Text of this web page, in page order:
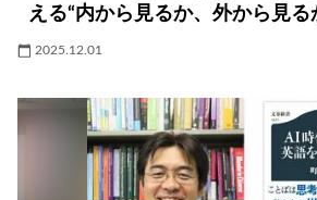
える“内から見るか、外から見る
2025.12.01